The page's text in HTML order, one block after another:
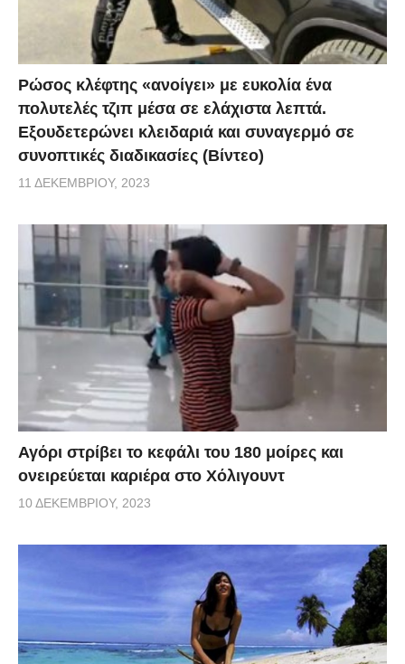
Ρώσος κλέφτης «ανοίγει» με ευκολία ένα
πολυτελές τζιπ μέσα σε ελάχιστα λεπτά.
Εξουδετερώνει κλειδαριά και συναγερμό σε
συνοπτικές διαδικασίες (Βίντεο)
11 ΔΕΚΕΜΒΡΊΟΥ, 2023
Αγόρι στρίβει το κεφάλι του 180 μοίρες και
ονειρεύεται καριέρα στο Χόλιγουντ
10 ΔΕΚΕΜΒΡΊΟΥ, 2023